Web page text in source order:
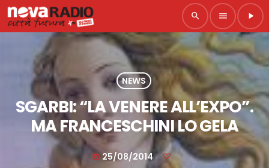
search menu play_arrow
NEWS
SGARBI: “LA VENERE ALL’EXPO”.
MA FRANCESCHINI LO GELA
today 25/08/2014